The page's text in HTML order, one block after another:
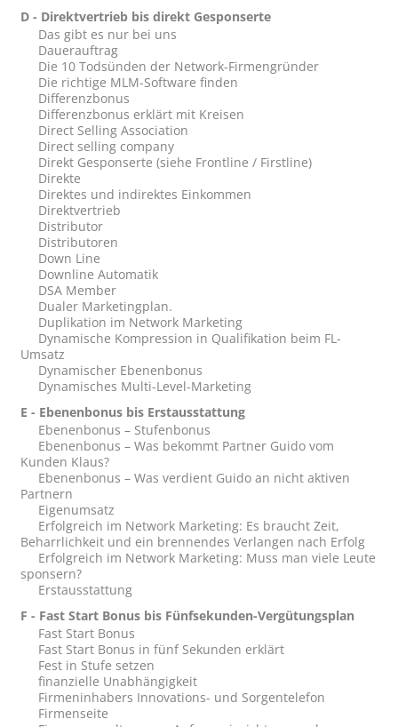
D - Direktvertrieb bis direkt Gesponserte
Das gibt es nur bei uns
Dauerauftrag
Die 10 Todsünden der Network-Firmengründer
Die richtige MLM-Software finden
Differenzbonus
Differenzbonus erklärt mit Kreisen
Direct Selling Association
Direct selling company
Direkt Gesponserte (siehe Frontline / Firstline)
Direkte
Direktes und indirektes Einkommen
Direktvertrieb
Distributor
Distributoren
Down Line
Downline Automatik
DSA Member
Dualer Marketingplan.
Duplikation im Network Marketing
Dynamische Kompression in Qualifikation beim FL-
Umsatz
Dynamischer Ebenenbonus
Dynamisches Multi-Level-Marketing
E - Ebenenbonus bis Erstausstattung
Ebenenbonus – Stufenbonus
Ebenenbonus – Was bekommt Partner Guido vom
Kunden Klaus?
Ebenenbonus – Was verdient Guido an nicht aktiven
Partnern
Eigenumsatz
Erfolgreich im Network Marketing: Es braucht Zeit,
Beharrlichkeit und ein brennendes Verlangen nach Erfolg
Erfolgreich im Network Marketing: Muss man viele Leute
sponsern?
Erstausstattung
F - Fast Start Bonus bis Fünfsekunden-Vergütungsplan
Fast Start Bonus
Fast Start Bonus in fünf Sekunden erklärt
Fest in Stufe setzen
finanzielle Unabhängigkeit
Firmeninhabers Innovations- und Sorgentelefon
Firmenseite